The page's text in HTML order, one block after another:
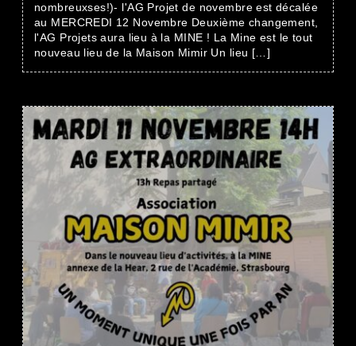
nombreuxses!)- l'AG Projet de novembre est décalée
au MERCREDI 12 Novembre Deuxième changement,
l'AG Projets aura lieu à la MINE ! La Mine est le tout
nouveau lieu de la Maison Mimir Un lieu […]